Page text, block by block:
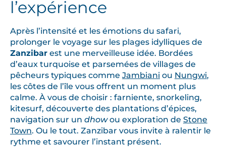
l’expérience
Après l’intensité et les émotions du safari,
prolonger le voyage sur les plages idylliques de
Zanzibar est une merveilleuse idée. Bordées
d’eaux turquoise et parsemées de villages de
pêcheurs typiques comme Jambiani ou Nungwi,
les côtes de l’île vous offrent un moment plus
calme. À vous de choisir : farniente, snorkeling,
kitesurf, découverte des plantations d’épices,
navigation sur un dhowou exploration de Stone
Town. Ou le tout. Zanzibar vous invite à ralentir le
rythme et savourer l’instant présent.